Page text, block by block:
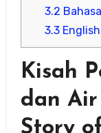
3.2
3.3
Kisah
dan
Story